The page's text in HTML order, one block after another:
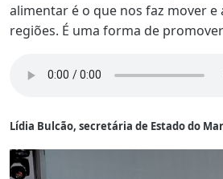
alimentar é o que nos faz mover e
regiões. É uma forma de
Lídia Bulcão, secretária de Estado do Mar